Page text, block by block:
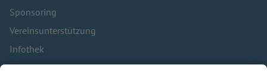
Sponsoring
Vereinsunterstützung
Infothek
Kontakt